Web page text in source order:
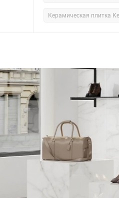
Керамическая плитка